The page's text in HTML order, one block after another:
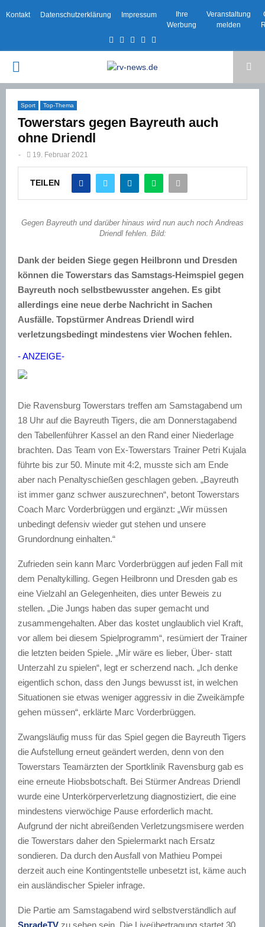
Kontakt Datenschutzerklärung Impressum
Ihre
Werbung
Veranstaltung
melden
Facebook
TwitterInstagram
Email
PRIMARY
MENU
Sport Top-Thema
Towerstars gegen Bayreuth auch
ohne Driendl
- 19. Februar 2021
TEILEN
Gegen Bayreuth und darüber hinaus wird nun auch noch Andreas
Driendl fehlen. Bild:
Dank der beiden Siege gegen Heilbronn und Dresden
können die Towerstars das Samstags-Heimspiel gegen
Bayreuth noch selbstbewusster angehen. Es gibt
allerdings eine neue derbe Nachricht in Sachen
Ausfälle. Topstürmer Andreas Driendl wird
verletzungsbedingt mindestens vier Wochen fehlen.
- ANZEIGE-
Die Ravensburg Towerstars treffen am Samstagabend um
18 Uhr auf die Bayreuth Tigers, die am Donnerstagabend
den Tabellenführer Kassel an den Rand einer Niederlage
brachten. Das Team von Ex-Towerstars Trainer Petri Kujala
führte bis zur 50. Minute mit 4:2, musste sich am Ende
aber nach Penaltyschießen geschlagen geben. „Bayreuth
ist immer ganz schwer auszurechnen“, betont Towerstars
Coach Marc Vorderbrüggen und ergänzt: „Wir müssen
unbedingt defensiv wieder gut stehen und unsere
Grundordnung einhalten.“
Zufrieden sein kann Marc Vorderbrüggen auf jeden Fall mit
dem Penaltykilling. Gegen Heilbronn und Dresden gab es
eine Vielzahl an Gelegenheiten, dies unter Beweis zu
stellen. „Die Jungs haben das super gemacht und
zusammengehalten. Aber das kostet unglaublich viel Kraft,
vor allem bei diesem Spielprogramm“, resümiert der Trainer
die letzten beiden Spiele. „Mir wäre es lieber, Über- statt
Unterzahl zu spielen“, legt er scherzend nach. „Ich denke
eigentlich schon, dass den Jungs bewusst ist, in welchen
Situationen sie etwas weniger aggressiv in die Zweikämpfe
gehen müssen“, erklärte Marc Vorderbrüggen.
Zwangsläufig muss für das Spiel gegen die Bayreuth Tigers
die Aufstellung erneut geändert werden, denn von den
Towerstars Teamärzten der Sportklinik Ravensburg gab es
eine erneute Hiobsbotschaft. Bei Stürmer Andreas Driendl
wurde eine Unterkörperverletzung diagnostiziert, die eine
mindestens vierwöchige Pause erforderlich macht.
Aufgrund der nicht abreißenden Verletzungsmisere werden
die Towerstars daher den Spielermarkt nach Ersatz
sondieren. Da durch den Ausfall von Mathieu Pompei
derzeit auch eine Kontingentstelle unbesetzt ist, käme auch
ein ausländischer Spieler infrage.
Die Partie am Samstagabend wird selbstverständlich auf
SpradeTV zu sehen sein. Die Liveübertragung startet 30